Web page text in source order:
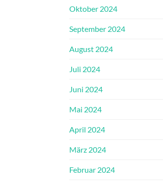
Oktober 2024
September 2024
August 2024
Juli 2024
Juni 2024
Mai 2024
April 2024
März 2024
Februar 2024